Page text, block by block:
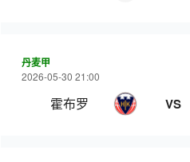
丹麦甲
2026-05-30 21:00
霍布罗 VS